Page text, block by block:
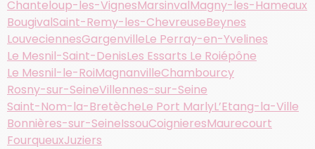
Chanteloup-les-VignesMarsinvalMagny-les-Hameaux
BougivalSaint-Remy-les-ChevreuseBeynes
LouveciennesGargenvilleLe Perray-en-Yvelines
Le Mesnil-Saint-DenisLes Essarts Le Roiépône
Le Mesnil-le-RoiMagnanvilleChambourcy
Rosny-sur-SeineVillennes-sur-Seine
Saint-Nom-la-BretècheLe Port MarlyL’Etang-la-Ville
Bonnières-sur-SeineIssouCoignieresMaurecourt
FourqueuxJuziers